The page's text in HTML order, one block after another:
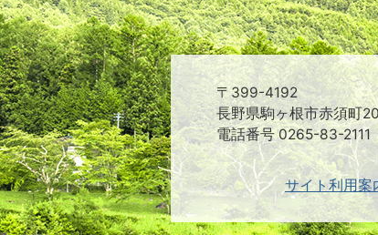
〒399-4192
長野県駒ヶ根市赤須町
電話番号 0265-83-
サイト利用案